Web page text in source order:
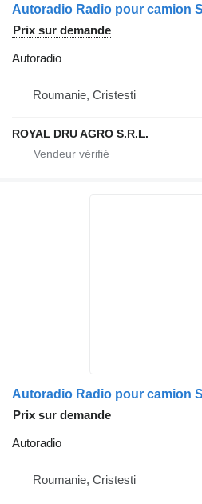
Prix sur demande
Autoradio
Roumanie, Cristesti
ROYAL DRU AGRO S.R.L.
Prix sur demande
Autoradio
Roumanie, Cristesti